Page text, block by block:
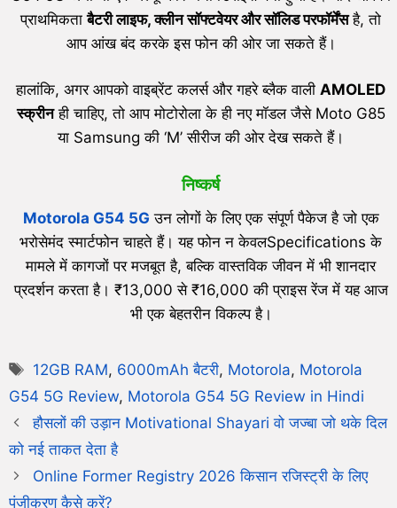
प्राथमिकताबैटरी लाइफ,क्लीन सॉफ्टवेयर और सॉलिड परफॉर्मेंसहै, तो
आप आंख बंद करके इस फोन की ओर जा सकते हैं।
हालांकि, अगर आपको वाइब्रेंट कलर्स और गहरे ब्लैक वाली AMOLED
स्क्रीनही चाहिए, तो आप मोटोरोला के ही नए मॉडल जैसे Moto G85
या Samsung की ‘M’ सीरीज की ओर देख सकते हैं।
निष्कर्ष
Motorola G54 5G उन लोगों के लिए एक संपूर्ण पैकेज है जो एक
भरोसेमंद स्मार्टफोन चाहते हैं। यह फोन न केवलSpecifications के
मामले में कागजों पर मजबूत है, बल्कि वास्तविक जीवन में भी शानदार
प्रदर्शन करता है। ₹13,000 से ₹16,000 की प्राइस रेंज में यह आज
भी एक बेहतरीन विकल्प है।
12GB RAM, 6000mAh बैटरी, Motorola, Motorola
G54 5G Review, Motorola G54 5G Review in Hindi
हौसलों की उड़ान Motivational Shayari वो जज्बा जो थके दिल
को नई ताकत देता है
Online Former Registry 2026 किसान रजिस्ट्री के लिए
पंजीकरण कैसे करें?